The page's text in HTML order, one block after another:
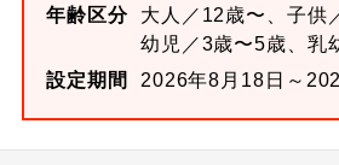
年齢区分
大人／12歳〜、子供
幼児／3歳〜5歳、乳
設定期間
2026年8月18日～